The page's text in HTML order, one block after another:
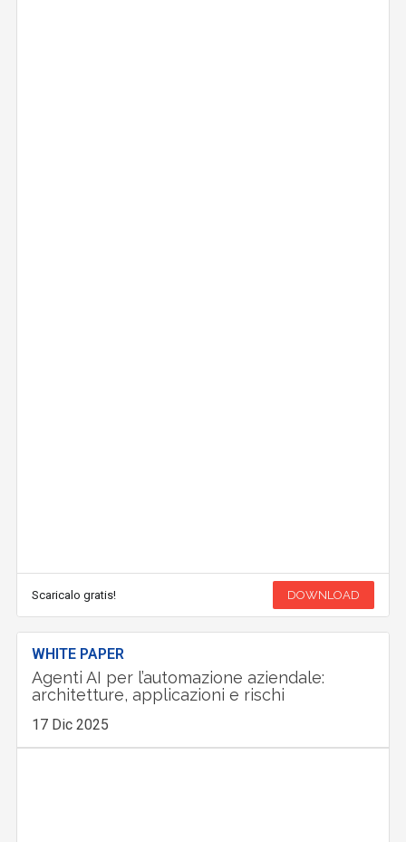
Scaricalo gratis! DOWNLOAD
WHITE PAPER
Agenti AI per l’automazione aziendale:
architetture, applicazioni e rischi
17 Dic 2025